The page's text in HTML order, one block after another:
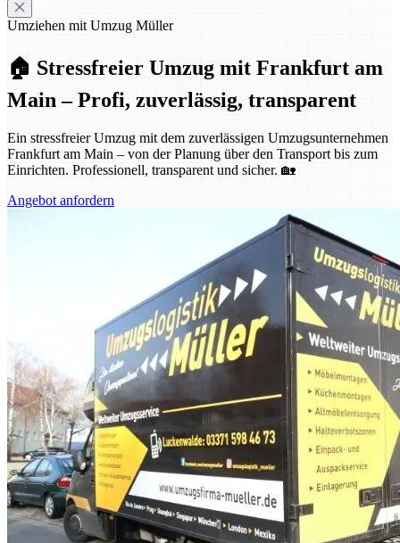
Umziehen mit Umzug Müller
🏠 Stressfreier Umzug mit Frankfurt am
Main – Profi, zuverlässig, transparent
Ein stressfreier Umzug mit dem zuverlässigen Umzugsunternehmen
Frankfurt am Main – von der Planung über den Transport bis zum
Einrichten. Professionell, transparent und sicher. 🏡
Angebot anfordern